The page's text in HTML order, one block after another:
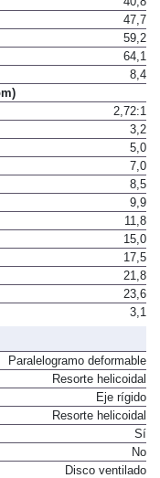
47,7
59,2
64,1
8,4
2,72:1
3,2
5,0
7,0
8,5
9,9
11,8
15,0
17,5
21,8
23,6
3,1
Paralelogramo deformable
Resorte helicoidal
Eje rígido
Resorte helicoidal
Sí
No
Disco ventilado